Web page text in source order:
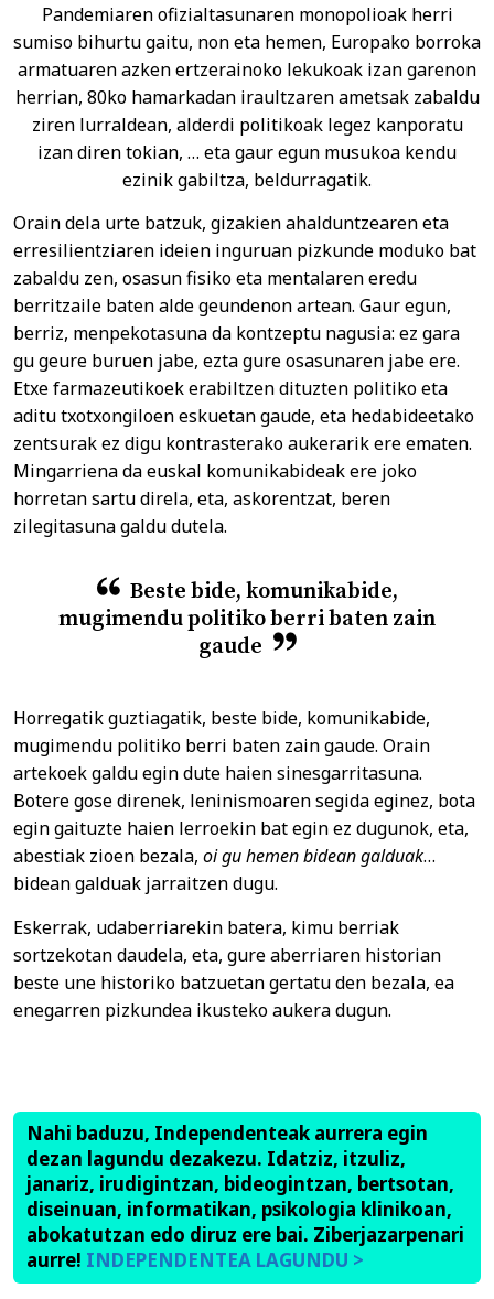
Pandemiaren ofizialtasunaren monopolioak herri
sumiso bihurtu gaitu, non eta hemen, Europako borroka
armatuaren azken ertzerainoko lekukoak izan garenon
herrian, 80ko hamarkadan iraultzaren ametsak zabaldu
ziren lurraldean, alderdi politikoak legez kanporatu
izan diren tokian, … eta gaur egun musukoa kendu
ezinik gabiltza, beldurragatik.
Orain dela urte batzuk, gizakien ahalduntzearen eta
erresilientziaren ideien inguruan pizkunde moduko bat
zabaldu zen, osasun fisiko eta mentalaren eredu
berritzaile baten alde geundenon artean. Gaur egun,
berriz, menpekotasuna da kontzeptu nagusia: ez gara
gu geure buruen jabe, ezta gure osasunaren jabe ere.
Etxe farmazeutikoek erabiltzen dituzten politiko eta
aditu txotxongiloen eskuetan gaude, eta hedabideetako
zentsurak ez digu kontrasterako aukerarik ere ematen.
Mingarriena da euskal komunikabideak ere joko
horretan sartu direla, eta, askorentzat, beren
zilegitasuna galdu dutela.
Beste bide, komunikabide,
mugimendu politiko berri baten zain
gaude
Horregatik guztiagatik, beste bide, komunikabide,
mugimendu politiko berri baten zain gaude. Orain
artekoek galdu egin dute haien sinesgarritasuna.
Botere gose direnek, leninismoaren segida eginez, bota
egin gaituzte haien lerroekin bat egin ez dugunok, eta,
abestiak zioen bezala, oi gu hemen bidean galduak…
bidean galduak jarraitzen dugu.
Eskerrak, udaberriarekin batera, kimu berriak
sortzekotan daudela, eta, gure aberriaren historian
beste une historiko batzuetan gertatu den bezala, ea
enegarren pizkundea ikusteko aukera dugun.
Nahi baduzu, Independenteak aurrera egin
dezan lagundu dezakezu. Idatziz, itzuliz,
janariz, irudigintzan, bideogintzan, bertsotan,
diseinuan, informatikan, psikologia klinikoan,
abokatutzan edo diruz ere bai. Ziberjazarpenari
aurre! INDEPENDENTEA LAGUNDU >